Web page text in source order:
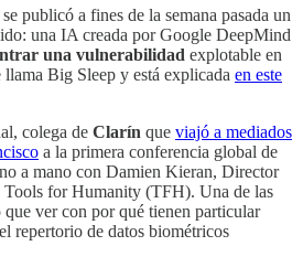
publicó a fines de la semana pasada un
una IA creada por Google DeepMind
una vulnerabilidad explotable en
Big Sleep y está explicada en este
colega de Clarín que viajó a mediados
a la primera conferencia global de
a mano con Damien Kieran, Director
Tools for Humanity (TFH). Una de las
ver con por qué tienen particular
repertorio de datos biométricos